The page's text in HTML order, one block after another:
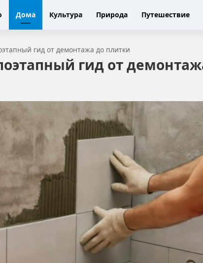
Дома Культура Природа Путешествие
гид от демонтажа до плитки
гид от